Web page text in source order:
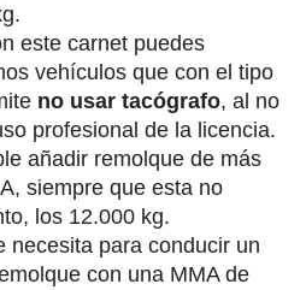
este carnet puedes
vehículos que con el tipo
no usar tacógrafo, al no
profesional de la licencia.
añadir remolque de más
siempre que esta no
los 12.000 kg.
necesita para conducir un
con una MMA de